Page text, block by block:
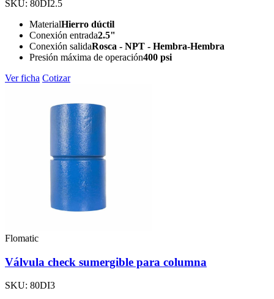
SKU: 80DI2.5
MaterialHierro dúctil
Conexión entrada2.5"
Conexión salidaRosca - NPT - Hembra-Hembra
Presión máxima de operación400 psi
Ver ficha Cotizar
Flomatic
Válvula check sumergible para columna
SKU: 80DI3